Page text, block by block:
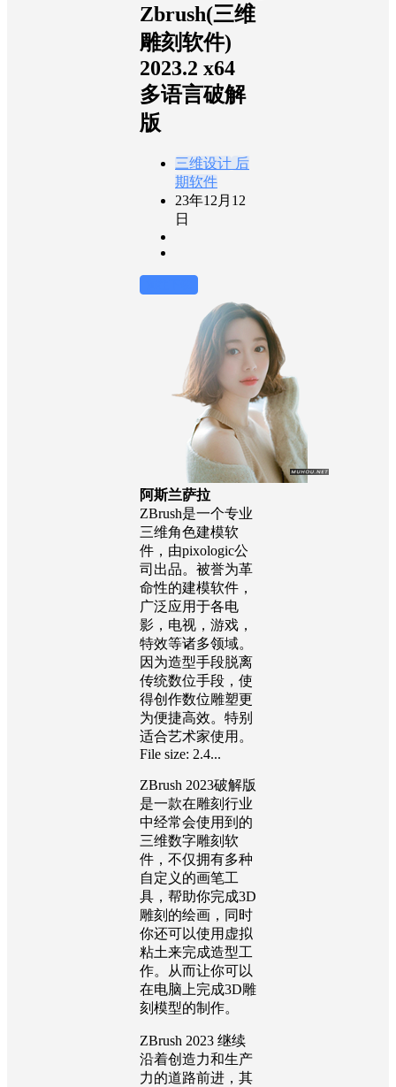
Zbrush(三维
雕刻软件)
2023.2 x64
多语言破解
版
三维设计 后
期软件
23年12月12
日
阿斯兰萨拉
ZBrush是一个专业
三维角色建模软
件，由pixologic公
司出品。被誉为革
命性的建模软件，
广泛应用于各电
影，电视，游戏，
特效等诸多领域。
因为造型手段脱离
传统数位手段，使
得创作数位雕塑更
为便捷高效。特别
适合艺术家使用。
File size: 2.4...
ZBrush 2023破解版
是一款在雕刻行业
中经常会使用到的
三维数字雕刻软
件，不仅拥有多种
自定义的画笔工
具，帮助你完成3D
雕刻的绘画，同时
你还可以使用虚拟
粘土来完成造型工
作。从而让你可以
在电脑上完成3D雕
刻模型的制作。
ZBrush 2023 继续
沿着创造力和生产
力的道路前进，其